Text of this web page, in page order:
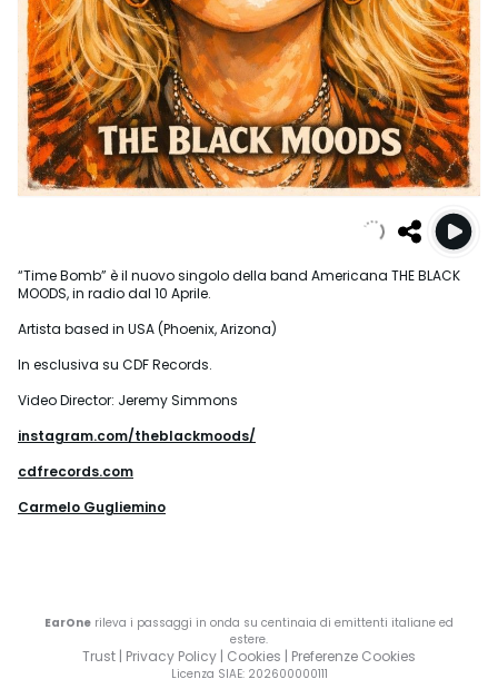
“Time Bomb” è il nuovo singolo della band Americana THE BLACK
MOODS, in radio dal 10 Aprile.
Artista based in USA (Phoenix, Arizona)
In esclusiva su CDF Records.
Video Director: Jeremy Simmons
instagram.com/theblackmoods/
cdfrecords.com
Carmelo Gugliemino
EarOne rileva i passaggi in onda su centinaia di emittenti italiane ed
estere.
Trust | Privacy Policy | Cookies | Preferenze Cookies
Licenza SIAE: 202600000111